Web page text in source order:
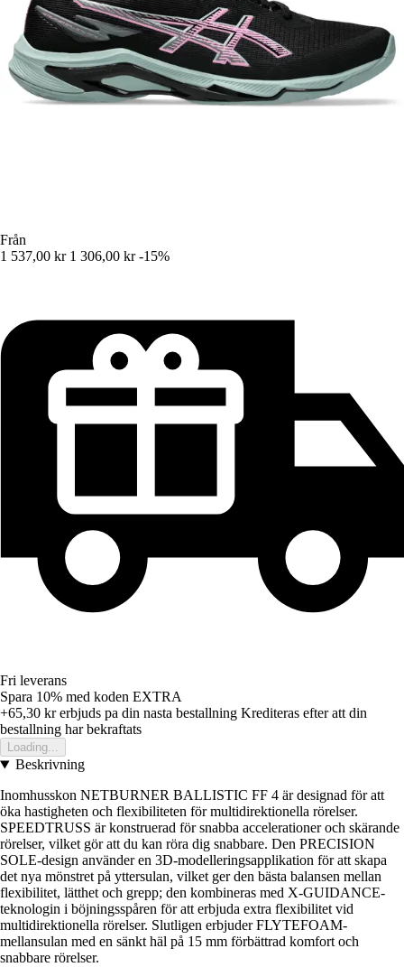
Från
1 537,00 kr 1 306,00 kr -15%
Fri leverans
Spara 10% med koden EXTRA
+65,30 krerbjuds pa din nasta bestallning Krediteras efter att din
bestallning har bekraftats
Loading...
Beskrivning
Inomhusskon NETBURNER BALLISTIC FF 4 är designad för att
öka hastigheten och flexibiliteten för multidirektionella rörelser.
SPEEDTRUSS är konstruerad för snabba accelerationer och skärande
rörelser, vilket gör att du kan röra dig snabbare. Den PRECISION
SOLE-design använder en 3D-modelleringsapplikation för att skapa
det nya mönstret på yttersulan, vilket ger den bästa balansen mellan
flexibilitet, lätthet och grepp; den kombineras med X-GUIDANCE-
teknologin i böjningsspåren för att erbjuda extra flexibilitet vid
multidirektionella rörelser. Slutligen erbjuder FLYTEFOAM-
mellansulan med en sänkt häl på 15 mm förbättrad komfort och
snabbare rörelser.